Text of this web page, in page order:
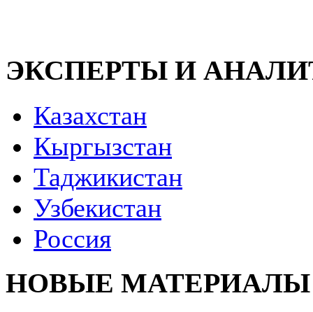
ЭКСПЕРТЫ И
Казахстан
Кыргызстан
Таджикистан
Узбекистан
Россия
НОВЫЕ МАТЕРИАЛЫ